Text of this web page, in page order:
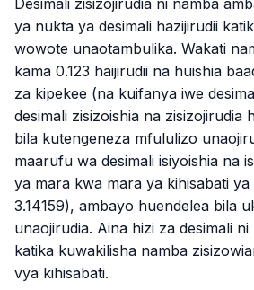
Desimali zisizojirudia ni namba
ya nukta ya desimali hazijirudii
wowote unaotambulika. Wakati
kama 0.123 haijirudii na huishia
za kipekee (na kuifanya iwe
desimali zisizoishia na zisizojirudia
bila kutengeneza mfululizo
maarufu wa desimali isiyoishia na
ya mara kwa mara ya kihisabati
3.14159), ambayo huendelea bila
unaojirudia. Aina hizi za desimali
katika kuwakilisha namba
vya kihisabati.